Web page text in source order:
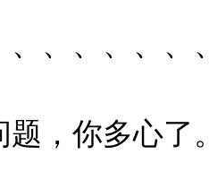
、、、、、
题，你多心了